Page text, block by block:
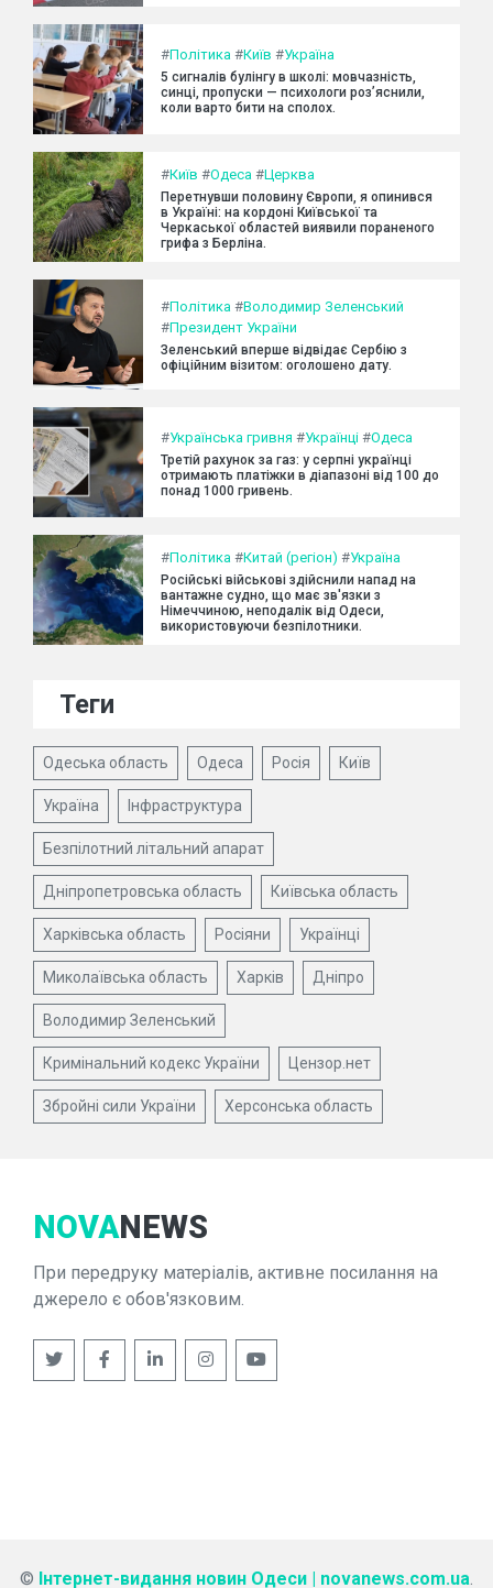
#Політика #Київ #Україна
5 сигналів булінгу в школі: мовчазність,
синці, пропуски — психологи роз’яснили,
коли варто бити на сполох.
#Київ #Одеса #Церква
Перетнувши половину Європи, я опинився
в Україні: на кордоні Київської та
Черкаської областей виявили пораненого
грифа з Берліна.
#Політика #Володимир Зеленський
#Президент України
Зеленський вперше відвідає Сербію з
офіційним візитом: оголошено дату.
#Українська гривня #Українці #Одеса
Третій рахунок за газ: у серпні українці
отримають платіжки в діапазоні від 100 до
понад 1000 гривень.
#Політика #Китай (регіон) #Україна
Російські військові здійснили напад на
вантажне судно, що має зв'язки з
Німеччиною, неподалік від Одеси,
використовуючи безпілотники.
Теги
Одеська область Одеса Росія Київ
Україна Інфраструктура
Безпілотний літальний апарат
Дніпропетровська область Київська область
Харківська область Росіяни Українці
Миколаївська область Харків Дніпро
Володимир Зеленський
Кримінальний кодекс України Цензор.нет
Збройні сили України Херсонська область
NOVANEWS
При передруку матеріалів, активне посилання на
джерело є обов'язковим.
© Інтернет-видання новин Одеси | novanews.com.ua.